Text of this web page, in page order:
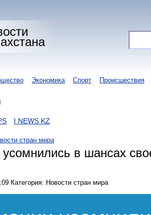
Экономика Спорт Происшествия
KZ
стран мира
в шансах
Категория: Новости стран мира